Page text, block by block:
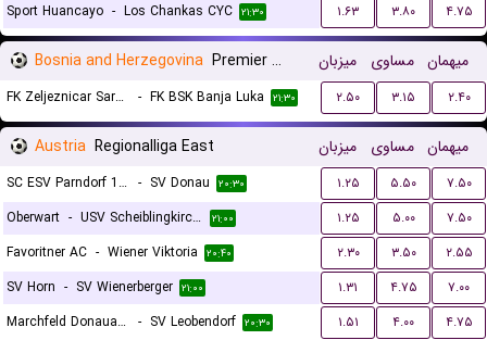
Sport Huancayo - Los Chankas CYC ۲۱:۳۰ ۱.۶۳ ۳.۸۰ ۴.۷۵
Bosnia and Herzegovina Premier Liga میزبان مساوی میهمان
FK Zeljeznicar Sarajevo - FK BSK Banja Luka ۲۱:۳۰ ۲.۵۰ ۳.۱۵ ۲.۴۰
Austria Regionalliga East میزبان مساوی میهمان
SC ESV Parndorf 1919 - SV Donau ۲۰:۳۰ ۱.۲۵ ۵.۵۰
۷.۵۰
Oberwart - USV Scheiblingkirchen ۲۱:۰۰ ۱.۲۵ ۵.۰۰
۷.۵۰
Favoritner AC - Wiener Viktoria ۲۰:۴۰ ۲.۳۰ ۳.۵۰
۲.۵۵
SV Horn - SV Wienerberger ۲۱:۰۰ ۱.۳۱ ۴.۷۵
۷.۰۰
Marchfeld Donauauen
- SV Leobendorf ۲۰:۳۰ ۱.۵۱ ۴.۰۰
۴.۷۵